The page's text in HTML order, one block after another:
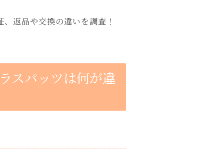
返品や交換の違いを調査！
スパッツは何が違